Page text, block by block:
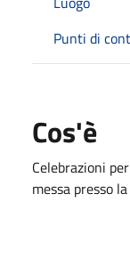
Punti di
Cos'è
Celebrazioni
messa presso